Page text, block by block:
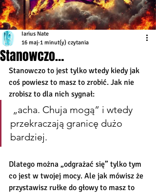
Stanowczo…
Iarius Nate
16 maj 1 minut(y) czytania
Stanowczo to jest tylko wtedy kiedy jak
coś powiesz to masz to zrobić. Jak nie
zrobisz to dla nich sygnał:
przekraczają granicę dużo
bardziej.
Dlatego można „odgrażać się” tylko tym
co jest w twojej mocy. Ale jak mówisz że
przystawisz rułke do głowy to masz to